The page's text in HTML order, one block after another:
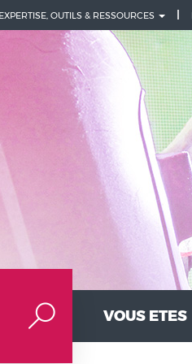
OUTILS & RESSOURCES
VOUS